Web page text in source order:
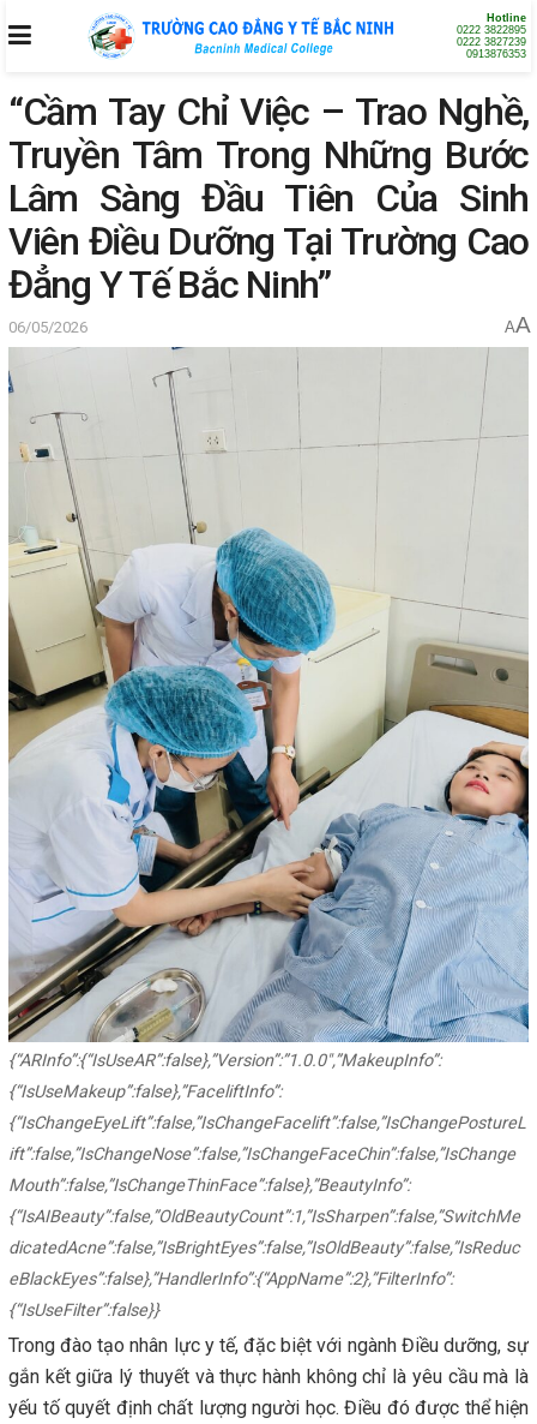
Hotline
0222 3822895
0222 3827239
0913876353
“Cầm Tay Chỉ Việc – Trao Nghề,
Truyền Tâm Trong Những Bước
Lâm Sàng Đầu Tiên Của Sinh
Viên Điều Dưỡng Tại Trường Cao
Đẳng Y Tế Bắc Ninh”
06/05/2026 AA
{“ARInfo”:{“IsUseAR”:false},”Version”:”1.0.0″,”MakeupInfo”:
{“IsUseMakeup”:false},”FaceliftInfo”:
{“IsChangeEyeLift”:false,”IsChangeFacelift”:false,”IsChangePostureL
ift”:false,”IsChangeNose”:false,”IsChangeFaceChin”:false,”IsChange
Mouth”:false,”IsChangeThinFace”:false},”BeautyInfo”:
{“IsAIBeauty”:false,”OldBeautyCount”:1,”IsSharpen”:false,”SwitchMe
dicatedAcne”:false,”IsBrightEyes”:false,”IsOldBeauty”:false,”IsReduc
eBlackEyes”:false},”HandlerInfo”:{“AppName”:2},”FilterInfo”:
{“IsUseFilter”:false}}
Trong đào tạo nhân lực y tế, đặc biệt với ngành Điều dưỡng, sự
gắn kết giữa lý thuyết và thực hành không chỉ là yêu cầu mà là
yếu tố quyết định chất lượng người học. Điều đó được thể hiện